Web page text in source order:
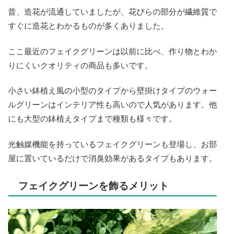
昔、造花が流通していましたが、花びらの部分が繊維質で
すぐに造花とわかるものが多くありました。
ここ最近のフェイクグリーンは以前に比べ、作り物とわか
りにくいクオリティの商品も多いです。
小さい鉢植え風の小型のタイプから壁掛けタイプのウォー
ルグリーンはインテリア性も高いので人気があります。他
にも大型の鉢植えタイプまで種類も様々です。
光触媒機能を持っているフェイクグリーンも登場し、お部
屋に置いているだけで消臭効果があるタイプもあります。
フェイクグリーンを飾るメリット